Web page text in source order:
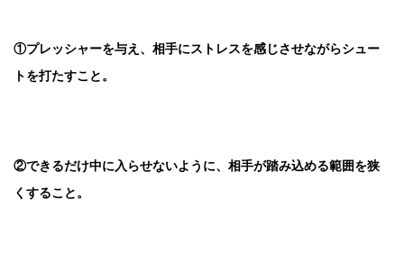
①プレッシャーを与え、相手にストレスを感じさせながらシュー
トを打たすこと。
②できるだけ中に入らせないように、相手が踏み込める範囲を狭
くすること。